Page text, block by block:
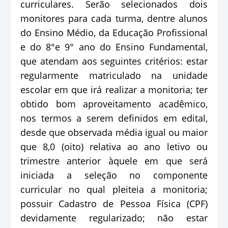
curriculares. Serão selecionados dois
monitores para cada turma, dentre alunos
do Ensino Médio, da Educação Profissional
e do 8°e 9° ano do Ensino Fundamental,
que atendam aos seguintes critérios: estar
regularmente matriculado na unidade
escolar em que irá realizar a monitoria; ter
obtido bom aproveitamento acadêmico,
nos termos a serem definidos em edital,
desde que observada média igual ou maior
que 8,0 (oito) relativa ao ano letivo ou
trimestre anterior àquele em que será
iniciada a seleção no componente
curricular no qual pleiteia a monitoria;
possuir Cadastro de Pessoa Física (CPF)
devidamente regularizado; não estar